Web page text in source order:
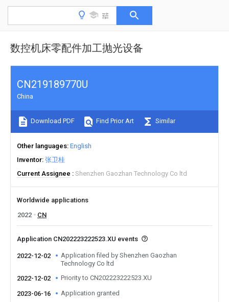
数控机床零配件加工抛光设备
CN219189770U
China
Download PDF Find Prior Art Similar
Other languages English
Inventor 张卫桂
Current Assignee
Shenzhen Gaozhan Technology Co ltd
Worldwide applications
2022
CN
Application CN202223222523.XU events
2022-12-02
Application filed by Shenzhen Gaozhan
Technology Co ltd
2022-12-02
Priority to CN202223222523.XU
2023-06-16 Application granted